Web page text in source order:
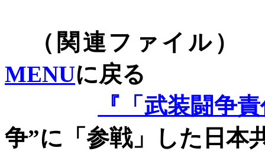
（関連
MENUに戻る
『「武装闘争
争”に「参戦」した日本